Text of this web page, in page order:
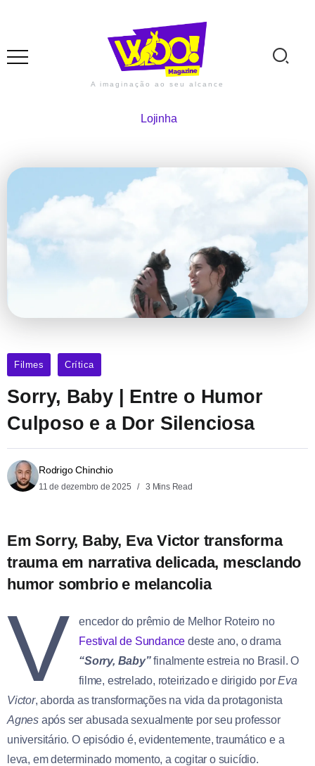
A imaginação ao seu alcance
Lojinha
Filmes Crítica
Sorry, Baby | Entre o Humor
Culposo e a Dor Silenciosa
Rodrigo Chinchio
11 de dezembro de 2025 3 Mins Read
Em Sorry, Baby, Eva Victor transforma
trauma em narrativa delicada, mesclando
humor sombrio e melancolia
V
encedor do prêmio de Melhor Roteiro no
Festival de Sundance deste ano, o drama
“Sorry, Baby”finalmente estreia no Brasil. O
filme, estrelado, roteirizado e dirigido porEva
Victor, aborda as transformações na vida da protagonista
Agnes após ser abusada sexualmente por seu professor
universitário. O episódio é, evidentemente, traumático e a
leva, em determinado momento, a cogitar o suicídio.